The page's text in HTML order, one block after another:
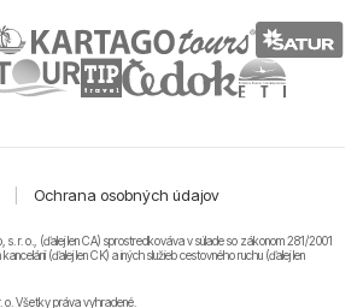
Ochrana osobných údajov
s. r. o., (ďalej len CA) sprostredkováva v súlade so zákonom 281/2001
(ďalej len CK) a iných služieb cestovného ruchu (ďalej len
o. Všetky práva vyhradené.